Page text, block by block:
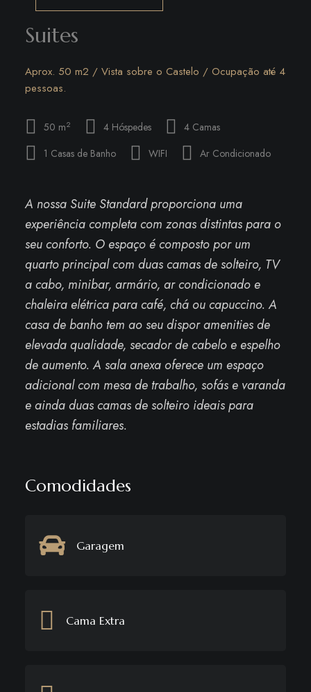
Suites
Aprox. 50 m2 / Vista sobre o Castelo / Ocupação até 4
pessoas.
50 m2 4 Hóspedes
4 Camas
1 Casas de Banho
WIFI Ar Condicionado
A nossa Suite Standard proporciona uma
experiência completa com zonas distintas para o
seu conforto. O espaço é composto por um
quarto principal com duas camas de solteiro, TV
a cabo, minibar, armário, ar condicionado e
chaleira elétrica para café, chá ou capuccino. A
casa de banho tem ao seu dispor amenities de
elevada qualidade, secador de cabelo e espelho
de aumento. A sala anexa oferece um espaço
adicional com mesa de trabalho, sofás e varanda
e ainda duas camas de solteiro ideais para
estadias familiares.
Comodidades
Garagem
Cama Extra